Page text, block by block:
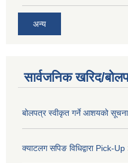
अन्य
सार्वजनिक खरिद/
बोलपत्र स्वीकृत गर्ने आशयको सूचना
क्याटलग सपिङ विधिद्वारा Pick-